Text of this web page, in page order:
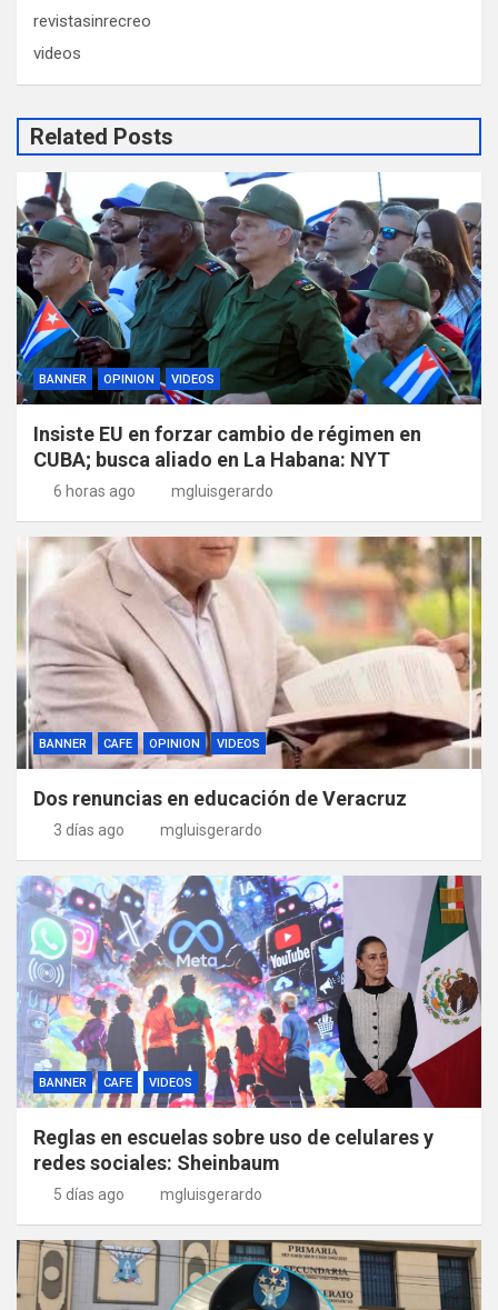
revistasinrecreo
videos
Related Posts
BANNER OPINION VIDEOS
Insiste EU en forzar cambio de régimen en
CUBA; busca aliado en La Habana: NYT
6 horas ago mgluisgerardo
BANNER CAFE OPINION VIDEOS
Dos renuncias en educación de Veracruz
3 días ago mgluisgerardo
BANNER CAFE VIDEOS
Reglas en escuelas sobre uso de celulares y
redes sociales: Sheinbaum
5 días ago mgluisgerardo